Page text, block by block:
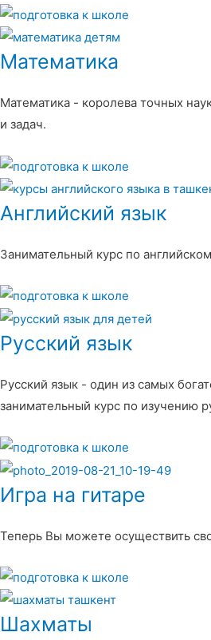
Математика
Математика - королева точных
и задач.
Английский язык
Занимательный курс по
Русский язык
Русский язык - один из самых
занимательный курс по изучению
Игра на гитаре
Теперь Вы можете осуществить
Шахматы